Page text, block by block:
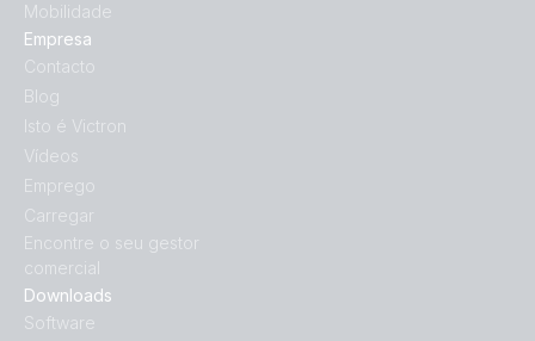
Downloads
Software
Mobilidade
Empresa
Contacto
Blog
Isto é Victron
Vídeos
Emprego
Carregar
Encontre o seu gestor
comercial